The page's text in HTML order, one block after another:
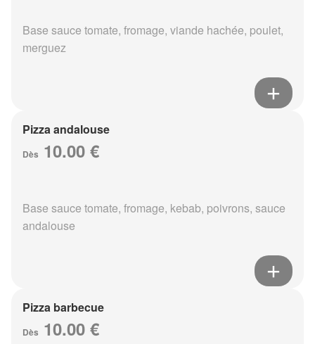
Base sauce tomate, fromage, viande hachée, poulet,
merguez
Pizza andalouse
Dès 10.00 €
Base sauce tomate, fromage, kebab, poivrons, sauce
andalouse
Pizza barbecue
Dès 10.00 €